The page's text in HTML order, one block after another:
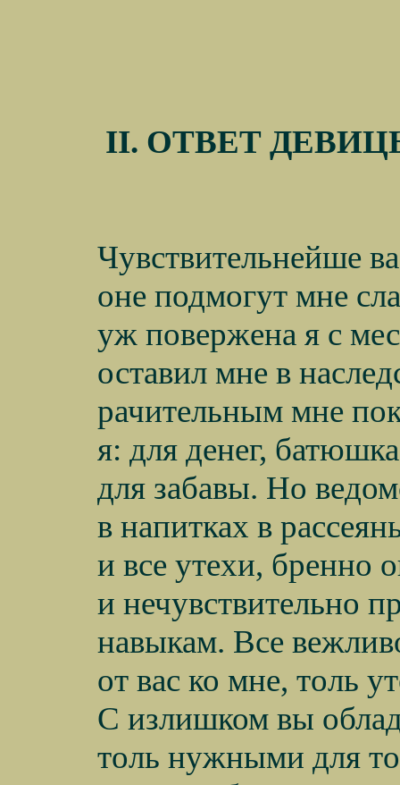
II. ОТВЕТ
Чувствительнейше
оне подмогут мне
уж повержена я с
оставил мне в
рачительным мне
я: для денег,
для забавы. Но
в напитках в
и все утехи, бренно
и нечувствительно
навыкам. Все
от вас ко мне, толь
С излишком вы
толь нужными для